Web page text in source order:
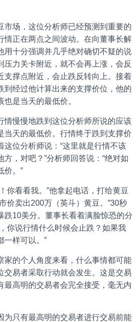
市场，这位分析师已经预测到重要的
情正在两点之间波动。在向董事长解
用十分强调并几乎绝对确切不疑的说
压力关卡附近，就不会再上涨，会反
支撑点附近，会止跌反转向上。接着
到经过他计算出来的支撑价位，他的
是当天的最低价。
情慢慢地跌到这位分析师所说的应该
当天的最低价。行情终于跌到支撑价
这位分析师说：“这里就是行情不该
，对吧？”分析师回答说：“绝对如
价。”
你看看我。”他拿起电话，打给黄豆
价卖出200万（英斗）黄豆。”30秒
跌10美分。董事长看着满脸惊恐的分
你说行情什么时候会止跌？如果我
一样可以。”
家的个人角度来看，什么事情都可能
交易者采取行动就会发生。这是交易
最高明的交易者会完全接受，毫无内
为只有最高明的交易者进行交易前能